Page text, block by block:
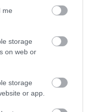
me
storage
on web or
storage
or app.